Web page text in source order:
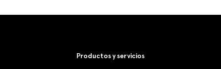
Iniciar sesión
Productos y servicios